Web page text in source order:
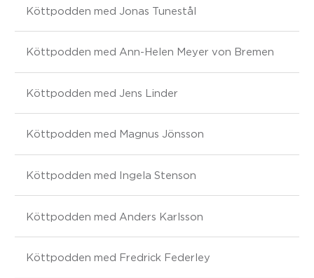
Köttpodden med Jonas Tunestål
Köttpodden med Ann-Helen Meyer von Bremen
Köttpodden med Jens Linder
Köttpodden med Magnus Jönsson
Köttpodden med Ingela Stenson
Köttpodden med Anders Karlsson
Köttpodden med Fredrick Federley